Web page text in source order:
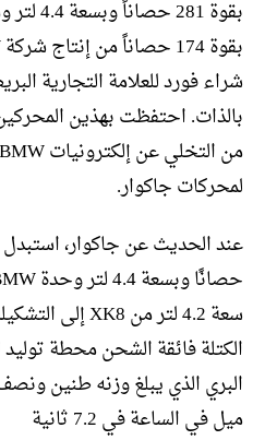
شراء فورد للعلامة التجارية
لمحركات جاكوار.
الكتلة فائقة الشحن محطة
ميل في الساعة في 7.2 ثانية